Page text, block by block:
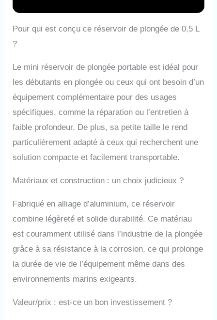
Pour qui est conçu ce réservoir de plongée de 0,5 L
?
Le mini réservoir de plongée portable est idéal pour
les débutants en plongée ou ceux qui ont besoin d’un
équipement complémentaire pour des usages
spécifiques, comme la réparation ou l’entretien à
faible profondeur. De plus, sa petite taille le rend
particulièrement adapté à ceux qui recherchent une
solution compacte et facilement transportable.
Matériaux et construction : un choix judicieux ?
Fabriqué en alliage d’aluminium, ce réservoir
combine légèreté et solide durabilité. Ce matériau
est couramment utilisé dans l’industrie de la plongée
grâce à sa résistance à la corrosion, ce qui prolonge
la durée de vie de l’équipement même dans des
environnements marins exigeants.
Valeur/prix : est-ce un bon investissement ?